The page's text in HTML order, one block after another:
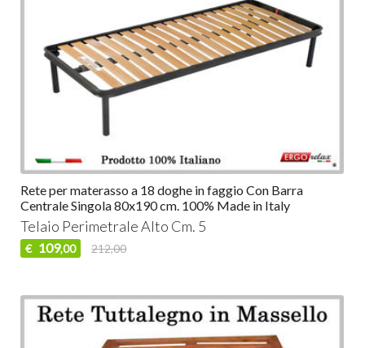
Rete per materasso a 18 doghe in faggio Con Barra
Centrale Singola 80x190 cm. 100% Made in Italy
Telaio Perimetrale Alto Cm. 5
€ 109,00 212,00